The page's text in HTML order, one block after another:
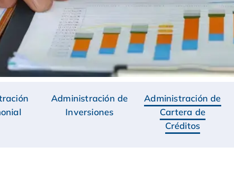
Administración de
Inversiones
Administración de
Cartera de
Créditos